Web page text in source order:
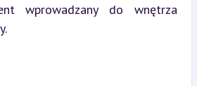
wprowadzany do wnętrza